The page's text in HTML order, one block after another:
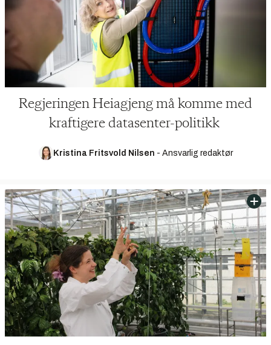
Regjeringen Heiagjeng må komme med
kraftigere datasenter-politikk
Kristina Fritsvold Nilsen - Ansvarlig redaktør